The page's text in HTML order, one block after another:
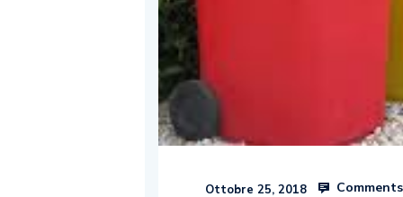
Ottobre 25, 2018